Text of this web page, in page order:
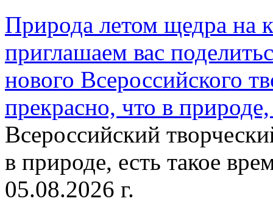
Природа летом щедра на
приглашаем вас
нового Всероссийского
прекрасно, что в
Всероссийский
в природе, есть такое
05.08.2026 г.